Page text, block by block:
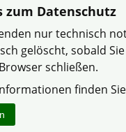
modernisieren
zum Datenschutz
nur technisch
gelöscht, sobald
schließen.
finden